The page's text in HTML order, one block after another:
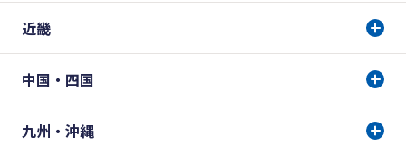
近畿
中国・四国
九州・沖縄